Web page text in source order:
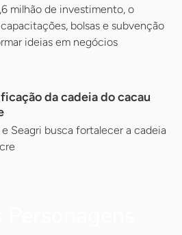
milhão de investimento, o
bolsas e subvenção
ideias em negócios
da cadeia do cacau
Seagri busca fortalecer a cadeia